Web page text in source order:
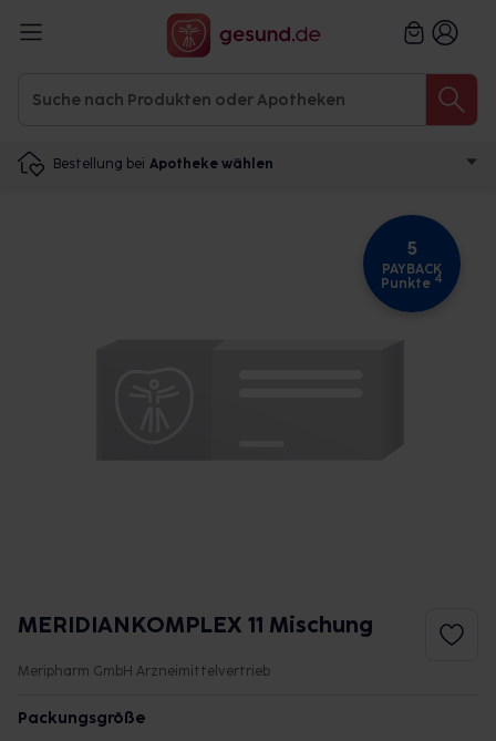
Bestellung bei Apotheke wählen
5
PAYBACK
Punkte 4
MERIDIANKOMPLEX 11 Mischung
Meripharm GmbH Arzneimittelvertrieb
Packungsgröße